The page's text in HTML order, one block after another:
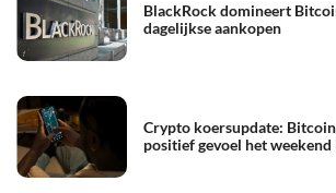
BlackRock domineert
dagelijkse aankopen
Crypto koersupdate:
positief gevoel het weekend